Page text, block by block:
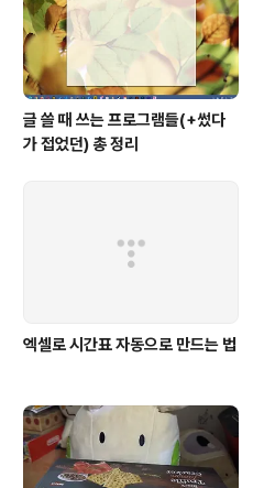
글 쓸 때 쓰는 프로그램들(+썼다
가 접었던) 총 정리
엑셀로 시간표 자동으로 만드는 법